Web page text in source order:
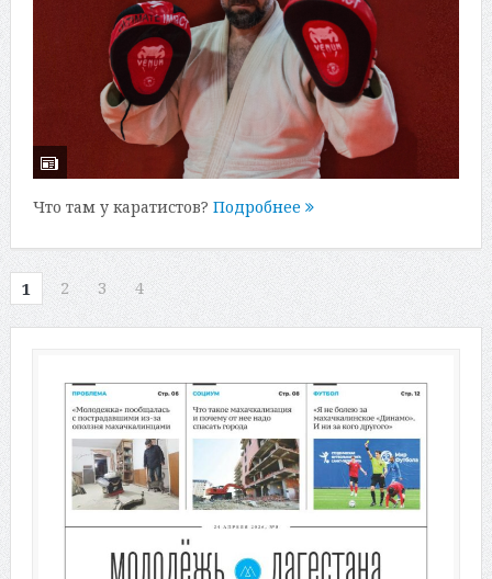
Что там у каратистов? Подробнее
1 2 3 4